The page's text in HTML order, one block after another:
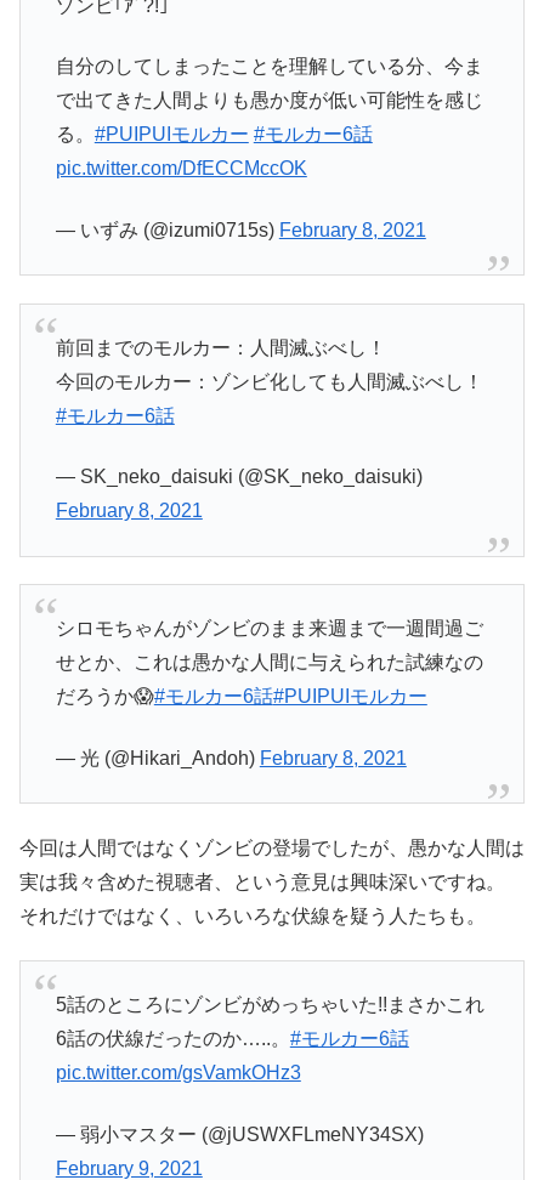
ゾンビ｢ｱﾞ?!｣
自分のしてしまったことを理解している分、今ま
で出てきた人間よりも愚か度が低い可能性を感じ
る。 #PUIPUIモルカー #モルカー6話
pic.twitter.com/DfECCMccOK
— いずみ (@izumi0715s) February 8, 2021
前回までのモルカー：人間滅ぶべし！
今回のモルカー：ゾンビ化しても人間滅ぶべし！
#モルカー6話
— SK_neko_daisuki (@SK_neko_daisuki)
February 8, 2021
シロモちゃんがゾンビのまま来週まで一週間過ご
せとか、これは愚かな人間に与えられた試練なの
だろうか😱#モルカー6話#PUIPUIモルカー
— 光 (@Hikari_Andoh) February 8, 2021
今回は人間ではなくゾンビの登場でしたが、愚かな人間は
実は我々含めた視聴者、という意見は興味深いですね。
それだけではなく、いろいろな伏線を疑う人たちも。
5話のところにゾンビがめっちゃいた!!まさかこれ
6話の伏線だったのか…..。 #モルカー6話
pic.twitter.com/gsVamkOHz3
— 弱小マスター (@jUSWXFLmeNY34SX)
February 9, 2021